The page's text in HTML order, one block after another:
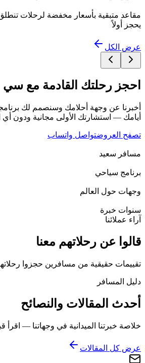
مقاعد متبقية بأسعار مخفضة لرحلات تنطلق
يحجز أولاً
عرض الكل
احجز رحلتك القادمة مع سي
أخبرنا عن وجهة أحلامك وسنصمم لك
أيامك — استشارتك الأولى مجانية ودون أي
تصفح العروضتواصل واتساب
مسافر سعيد
برنامج سياحي
وجهات حول العالم
سنوات خبرة
آراء عملائنا
قالوا عن رحلاتهم معنا
تقييمات حقيقية من مسافرين حجزوا
دليل المسافر
أحدث المقالات والنصائح
خلاصة خبرتنا الميدانية في وجهاتنا — اقرأ
عرض كل المقالات